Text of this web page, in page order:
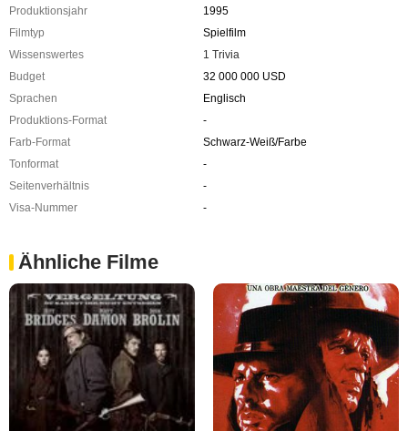
Produktionsjahr
1995
Filmtyp
Spielfilm
Wissenswertes
1 Trivia
Budget
32 000 000 USD
Sprachen
Englisch
Produktions-Format
-
Farb-Format
Schwarz-Weiß/Farbe
Tonformat
-
Seitenverhältnis
-
Visa-Nummer
-
Ähnliche Filme